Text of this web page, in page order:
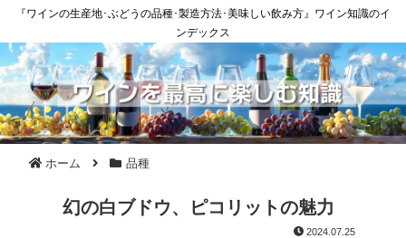
『ワインの生産地･ぶどうの品種･製造方法･美味しい飲み方』ワイン知識のイ
ンデックス
ホーム 品種
幻の白ブドウ、ピコリットの魅力
2024.07.25